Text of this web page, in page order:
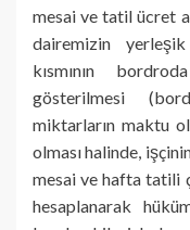
mesai ve tatil ücret
dairemizin
kısmının
gösterilmesi
miktarların maktu
olması halinde,
mesai ve hafta tatili
hesaplanarak